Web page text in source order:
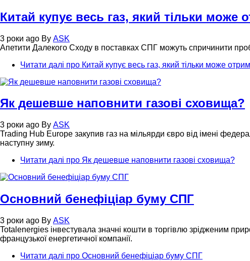
Китай купує весь газ, який тільки може
3 роки ago By ASK
Апетити Далекого Сходу в поставках СПГ можуть спричинити
Читати далі про Китай купує весь газ, який тільки може
Як дешевше наповнити газові сховища?
3 роки ago By ASK
Trading Hub Europe закупив газ на мільярди євро від імені
наступну зиму.
Читати далі про Як дешевше наповнити газові сховища?
Основний бенефіціар буму СПГ
3 роки ago By ASK
Totalenergies інвестувала значні кошти в торгівлю зрідженим
французької енергетичної компанії.
Читати далі про Основний бенефіціар буму СПГ